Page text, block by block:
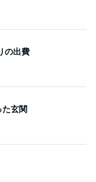
った手
子